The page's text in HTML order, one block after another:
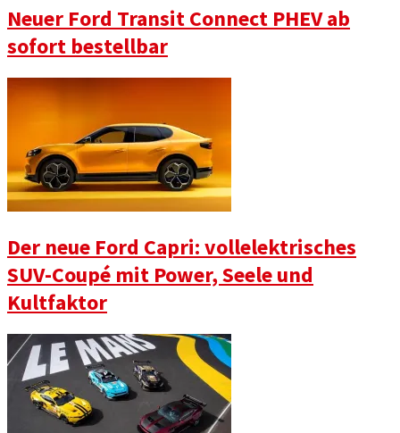
Neuer Ford Transit Connect PHEV ab
sofort bestellbar
Der neue Ford Capri: vollelektrisches
SUV-Coupé mit Power, Seele und
Kultfaktor